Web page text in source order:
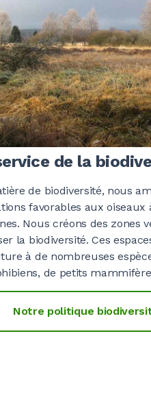
0
0
0
0
0
0
0
0
0
0
0
0
de la
de biodiversité, nous
favorables aux oiseaux
Nous créons des zones
la biodiversité. Ces
à de nombreuses
de petits
Notre politique